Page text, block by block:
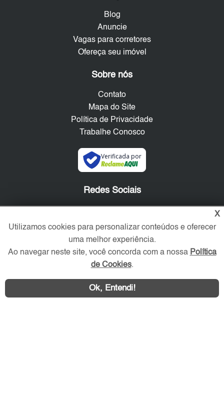
Blog
Anuncie
Vagas para corretores
Ofereça seu imóvel
Sobre nós
Contato
Mapa do Site
Política de Privacidade
Trabalhe Conosco
Verificada por
Redes Sociais
Área exclusiva aos anunciantes,
X
Utilizamos cookies para personalizar conteúdos e oferecer
uma melhor experiência.
Ao navegar neste site, você concorda com a nossa Política
de Cookies.
Ok, Entendi!